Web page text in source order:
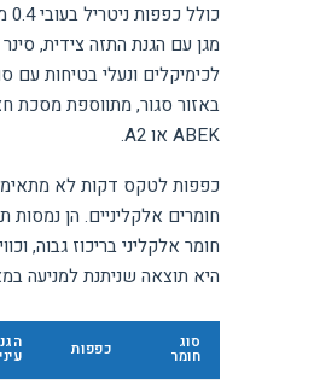
לכימיקלים ונעלי בטיחות עם
באזור סגור, מתווספת מסכת
ABEK או A2.
כפפות לטקס דקות לא
חומרים אלקליניים. הן
חומר אלקליני בריכוז גבוה,
היא תוצאה שניתנת למניעה
סוג
חומר כפפות